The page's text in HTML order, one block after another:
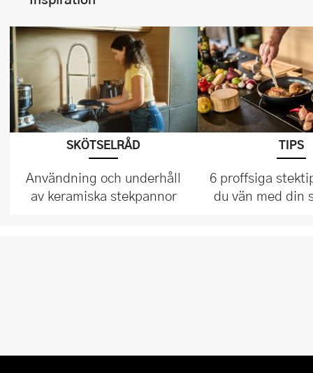
SKÖTSELRÅD
Användning och underhåll
av keramiska stekpannor
TIPS
6 proffsiga
du vän med din